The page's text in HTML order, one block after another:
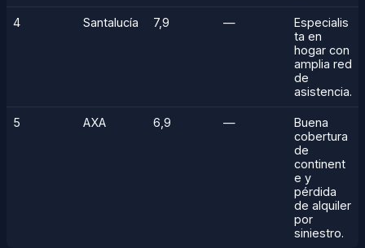
4 Santalucía 7,9 —
Especialis
ta en
hogar con
amplia red
de
asistencia.
5 AXA 6,9 —
Buena
cobertura
de
continent
e y
pérdida
de alquiler
por
siniestro.